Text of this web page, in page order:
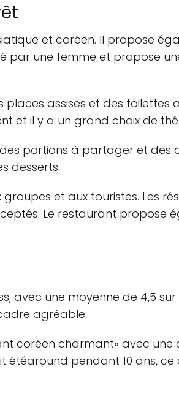
et coréen. Il propose
par une femme et propose
assises et des toilettes
et il y a un grand choix de
portions à partager et des
desserts.
et aux touristes. Les
Le restaurant propose
avec une moyenne de 4,5
agréable.
coréen charmant» avec une
pendant 10 ans,